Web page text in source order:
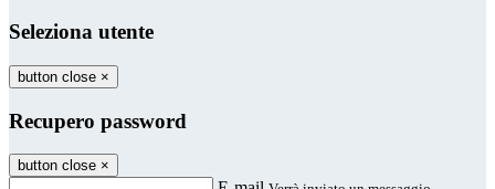
Seleziona utente
button close ×
Recupero password
button close ×